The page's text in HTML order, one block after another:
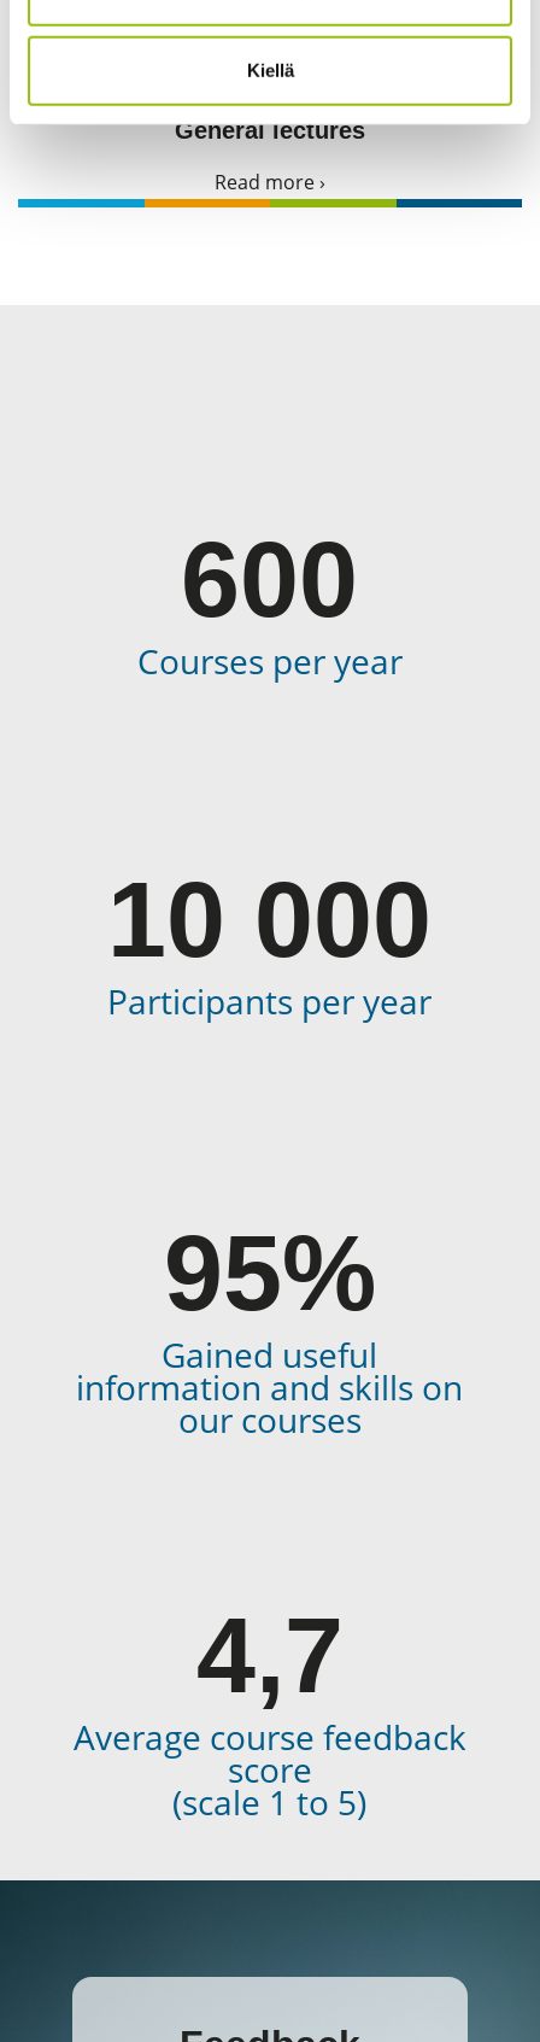
Kiellä
General lectures
Read more ›
600
Courses per year
10 000
Participants per year
95%
Gained useful
information and skills on
our courses
4,7
Average course feedback
score
(scale 1 to 5)